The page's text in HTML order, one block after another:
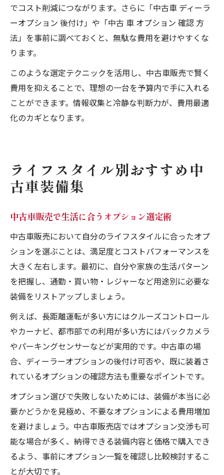
でコスト削減につながります。さらに「中古車 ディーラ
ーオプション 後付け」や「中古 車 オプション 確認 方
法」を事前に調べておくと、無駄な費用を避けやすくな
ります。
このような選定テクニックを活用し、中古車販売で賢く
費用を抑えることで、理想の一台を予算内で手に入れる
ことができます。情報収集と冷静な判断力が、費用最適
化のカギとなります。
ライフスタイル別おすすめ中
古車装備集
中古車販売で生活に合うオプション選定術
中古車販売において自分のライフスタイルに合ったオプ
ションを選ぶことは、満足度とコストパフォーマンスを
大きく左右します。最初に、自分や家族の生活パターン
を把握し、通勤・買い物・レジャーなど用途別に必要な
装備をリストアップしましょう。
例えば、長距離運転が多い方にはクルーズコントロール
やカーナビ、都市部での利用が多い方にはバックカメラ
やパーキングセンサーなどが実用的です。中古車の場
合、ディーラーオプションの後付け可否や、既に装着さ
れているオプションの確認方法も重要なポイントです。
オプション選びで失敗しないためには、装備が本当に必
要かどうかを見極め、不要なオプションによる費用増加
を避けましょう。中古車販売店ではオプション交渉も可
能な場合が多く、納得できる装備内容と価格で購入でき
るよう、事前にオプション一覧を確認し比較検討するこ
とが大切です。